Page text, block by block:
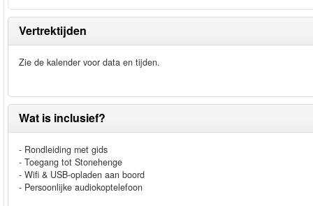
Vertrektijden
Zie de kalender voor data en tijden.
Wat is inclusief?
- Rondleiding met gids
- Toegang tot Stonehenge
- Wifi & USB-opladen aan boord
- Persoonlijke audiokoptelefoon